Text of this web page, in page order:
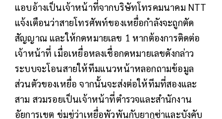
แอบอ้างเป็นเจ้าหน้าที่จากบริษัทโทรคมนาคม NTT
แจ้งเตือนว่าสายโทรศัพท์ของเหยื่อกำลังจะถูกตัด
สัญญาณ และให้กดหมายเลข 1 หากต้องการติดต่อ
เจ้าหน้าที่ เมื่อเหยื่อหลงเชื่อกดหมายเลขดังกล่าว
ระบบจะโอนสายให้ทีมแนวหน้าหลอกถามข้อมูล
ส่วนตัวของเหยื่อ จากนั้นจะส่งต่อให้ทีมที่สองและ
สาม สวมรอยเป็นเจ้าหน้าที่ตำรวจและสำนักงาน
อัยการเขต ข่มขู่ว่าเหยื่อพัวพันกับยากูซ่าและบังคับ